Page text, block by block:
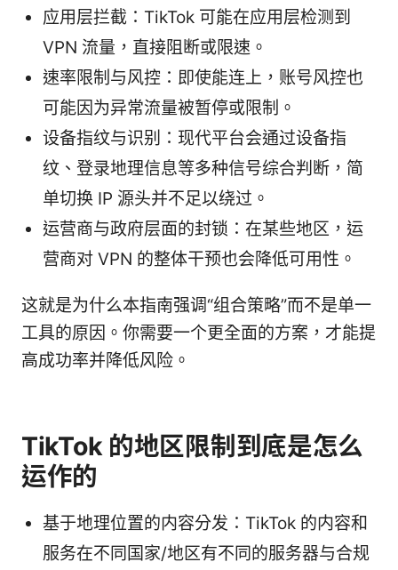
应用层拦截：TikTok 可能在应用层检测到
VPN 流量，直接阻断或限速。
速率限制与风控：即使能连上，账号风控也
可能因为异常流量被暂停或限制。
设备指纹与识别：现代平台会通过设备指
纹、登录地理信息等多种信号综合判断，简
单切换 IP 源头并不足以绕过。
运营商与政府层面的封锁：在某些地区，运
营商对 VPN 的整体干预也会降低可用性。
这就是为什么本指南强调“组合策略”而不是单一
工具的原因。你需要一个更全面的方案，才能提
高成功率并降低风险。
TikTok 的地区限制到底是怎么
运作的
基于地理位置的内容分发：TikTok 的内容和
服务在不同国家/地区有不同的服务器与合规